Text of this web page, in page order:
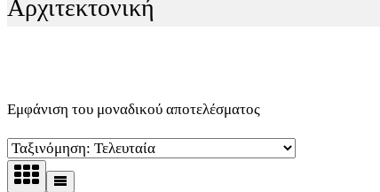
Αρχιτεκτονική
Εμφάνιση του μοναδικού αποτελέσματος